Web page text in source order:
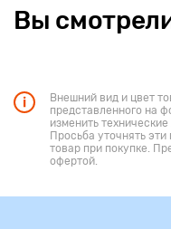
Вы
Внешний вид и цвет
представленного на
изменить
Просьба уточнять
товар при покупке.
офертой.